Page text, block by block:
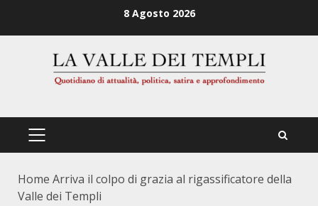
8 Agosto 2026
PRIMÄRES
Home Arriva il colpo di grazia al rigassificatore della
Valle dei Templi